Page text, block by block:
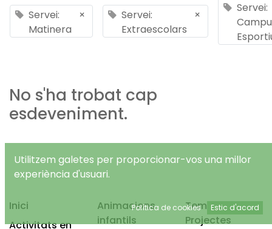
Servei:
Matinera
×
Servei:
Extraescolars
×
Servei:
No s'ha trobat cap
esdeveniment.
Inici
Activitats en
Animacions
infantils
Temps Lliure
Projectes
Utilitzem galetes per proporcionar-vos una millor
experiència d'usuari.
Política de cookies Estic d'acord